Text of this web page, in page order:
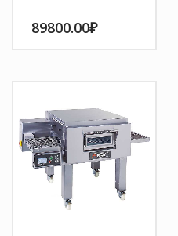
89800.00₽